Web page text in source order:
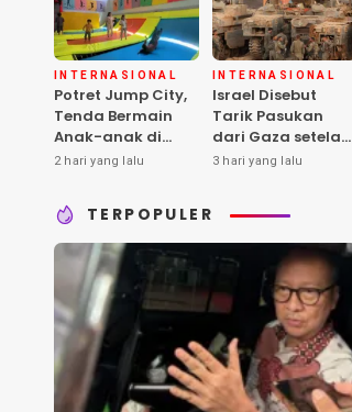
INTERNASIONAL
Potret Jump City,
Tenda Bermain
Anak-anak di
Tengah Perang
2 hari yang lalu
INTERNASIONAL
Israel Disebut
Tarik Pasukan
dari Gaza setelah
Hamas Selesai
3 hari yang lalu
TERPOPULER